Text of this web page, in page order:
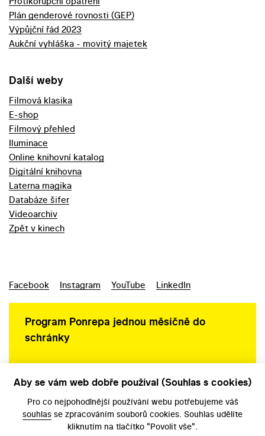
Plán genderové rovnosti (GEP)
Výpůjční řád 2023
Aukční vyhláška - movitý majetek
Další weby
Filmová klasika
E-shop
Filmový přehled
Iluminace
Online knihovní katalog
Digitální knihovna
Laterna magika
Databáze šifer
Videoarchiv
Zpět v kinech
Facebook Instagram YouTube LinkedIn
Program Ponrepa jednou měsíčně do
schránky
Aby se vám web dobře používal (Souhlas s cookies)
Pro co nejpohodlnější používání webu potřebujeme váš
souhlas se zpracováním souborů cookies. Souhlas udělíte
kliknutím na tlačítko "Povolit vše".